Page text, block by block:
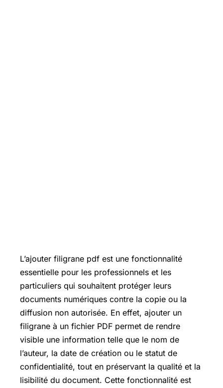
L’ajouter filigrane pdf est une fonctionnalité
essentielle pour les professionnels et les
particuliers qui souhaitent protéger leurs
documents numériques contre la copie ou la
diffusion non autorisée. En effet, ajouter un
filigrane à un fichier PDF permet de rendre
visible une information telle que le nom de
l’auteur, la date de création ou le statut de
confidentialité, tout en préservant la qualité et la
lisibilité du document. Cette fonctionnalité est